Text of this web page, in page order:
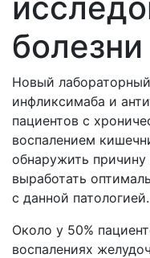
Новый
инфликсимаба и
пациентов с
воспалением
обнаружить причину
выработать
с данной патологией.
Около у 50%
воспалениях